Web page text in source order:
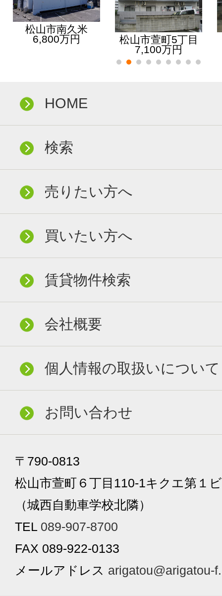
松山市南久米
6,800万円
松山市萱町5丁目
7,100万円
HOME
検索
売りたい方へ
買いたい方へ
賃貸物件検索
会社概要
個人情報の取扱いについて
お問い合わせ
〒790-0813
松山市萱町６丁目110-1キクエ第１
（城西自動車学校北隣）
TEL 089-907-8700
FAX 089-922-0133
メールアドレス arigatou@arigatou-